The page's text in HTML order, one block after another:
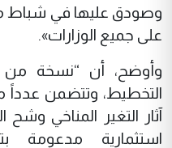
وصودق عليها في شباط
على جميع الوزارات».
وأوضح، أن “نسخة من
التخطيط، وتتضمن عدداً
آثار التغير المناخي
استثمارية مدعومة